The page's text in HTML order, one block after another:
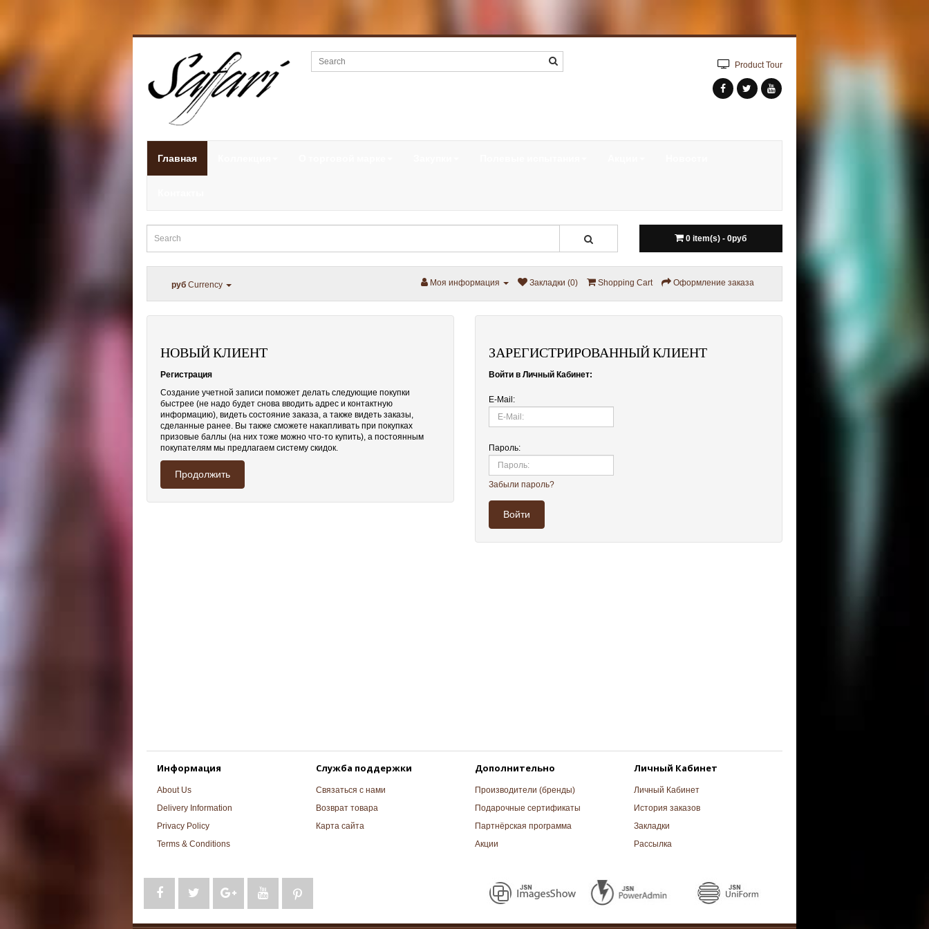
Product Tour
Главная
0 item(s) - 0руб
руб Currency Моя информация Закладки (0) Shopping Cart Оформление заказа
НОВЫЙ КЛИЕНТ
Регистрация
Создание учетной записи поможет делать следующие покупки
быстрее (не надо будет снова вводить адрес и контактную
информацию), видеть состояние заказа, а также видеть заказы,
сделанные ранее. Вы также сможете накапливать при покупках
призовые баллы (на них тоже можно что-то купить), а постоянным
покупателям мы предлагаем систему скидок.
Продолжить
ЗАРЕГИСТРИРОВАННЫЙ КЛИЕНТ
Войти в Личный Кабинет:
E-Mail:
Пароль:
Забыли пароль?
Информация
About Us
Delivery Information
Privacy Policy
Terms & Conditions
Служба поддержки
Связаться с нами
Возврат товара
Карта сайта
Дополнительно
Производители (бренды)
Подарочные сертификаты
Партнёрская программа
Акции
Личный Кабинет
Личный Кабинет
История заказов
Закладки
Рассылка